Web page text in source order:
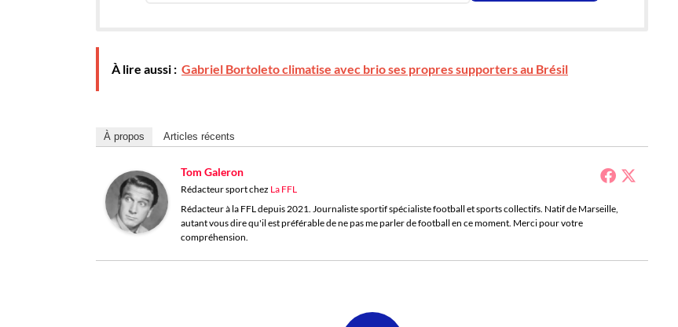
À lire aussi : Gabriel Bortoleto climatise avec brio ses propres supporters au Brésil
À propos Articles récents
Tom Galeron
Rédacteur sportchez La FFL
Rédacteur à la FFL depuis 2021. Journaliste sportif spécialiste football et sports collectifs. Natif de Marseille,
autant vous dire qu'il est préférable de ne pas me parler de football en ce moment. Merci pour votre
compréhension.